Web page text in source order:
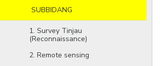
SUBBIDANG
1. Survey Tinjau
(Reconnaissance)
2. Remote sensing